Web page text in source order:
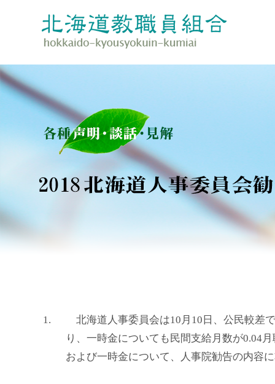
1.
北海道人事委員会は10月10日、公民較差
り、一時金についても民間支給月数が0.04
および一時金について、人事院勧告の内容